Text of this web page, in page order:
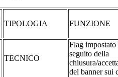
TIPOLOGIA FUNZIONE
TECNICO
Flag impostato
seguito della
chiusura/
del banner sui